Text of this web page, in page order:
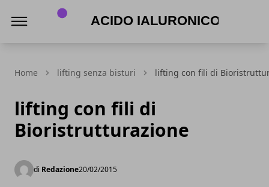
Home lifting senza bisturi lifting con fili di
lifting con fili di
Bioristrutturazione
di Redazione20/02/2015